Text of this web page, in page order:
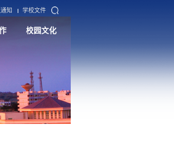
知 学校文件
校园文化